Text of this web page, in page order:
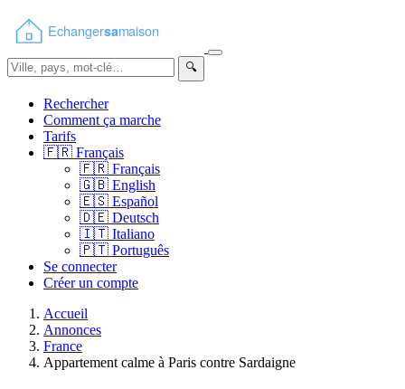
🔍
Rechercher
Comment ça marche
Tarifs
🇫🇷 Français
🇫🇷 Français
🇬🇧 English
🇪🇸 Español
🇩🇪 Deutsch
🇮🇹 Italiano
🇵🇹 Português
Se connecter
Créer un compte
Accueil
Annonces
France
Appartement calme à Paris contre Sardaigne